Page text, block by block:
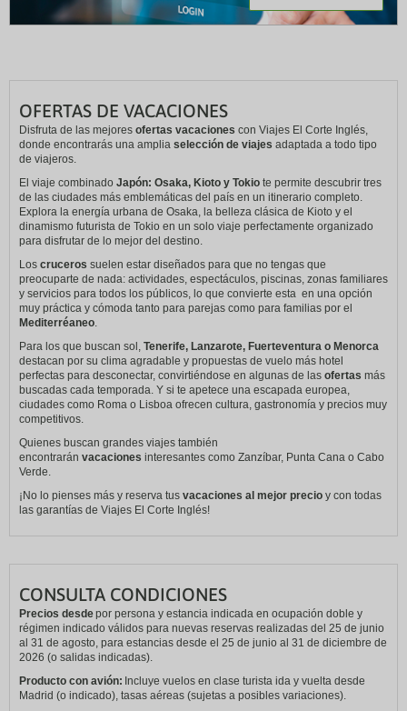
OFERTAS DE VACACIONES
Disfruta de las mejores ofertas vacaciones con Viajes El Corte Inglés,
donde encontrarás una amplia selección de viajes adaptada a todo tipo
de viajeros.
El viaje combinado Japón: Osaka, Kioto y Tokio te permite descubrir tres
de las ciudades más emblemáticas del país en un itinerario completo.
Explora la energía urbana de Osaka, la belleza clásica de Kioto y el
dinamismo futurista de Tokio en un solo viaje perfectamente organizado
para disfrutar de lo mejor del destino.
Los cruceros suelen estar diseñados para que no tengas que
preocuparte de nada: actividades, espectáculos, piscinas, zonas familiares
y servicios para todos los públicos, lo que convierte esta en una opción
muy práctica y cómoda tanto para parejas como para familias por el
Mediterréaneo
Para los que buscan sol, Tenerife, Lanzarote, Fuerteventura o Menorca
destacan por su clima agradable y propuestas de vuelo más hotel
perfectas para desconectar, convirtiéndose en algunas de las ofertas más
buscadas cada temporada. Y si te apetece una escapada europea,
ciudades como Roma o Lisboa ofrecen cultura, gastronomía y precios muy
competitivos.
Quienes buscan grandes viajes también
encontrarán vacaciones interesantes como Zanzíbar, Punta Cana o Cabo
Verde.
¡No lo pienses más y reserva tus vacaciones al mejor precio y con todas
las garantías de Viajes El Corte Inglés!
CONSULTA CONDICIONES
Precios desdepor persona y estancia indicada en ocupación doble y
régimen indicado válidos para nuevas reservas realizadas del 25 de junio
al 31 de agosto, para estancias desde el 25 de junio al 31 de diciembre de
2026 (o salidas indicadas).
Producto con avión: Incluye vuelos en clase turista ida y vuelta desde
Madrid (o indicado), tasas aéreas (sujetas a posibles variaciones).